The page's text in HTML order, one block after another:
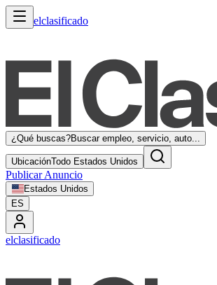
elclasificado
¿Qué buscas?Buscar empleo, servicio, auto...
UbicaciónTodo Estados Unidos
Publicar Anuncio
Estados Unidos
ES
elclasificado